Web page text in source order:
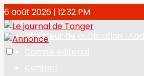
6 août 2026 | 12:32 PM
Directeur de publication :